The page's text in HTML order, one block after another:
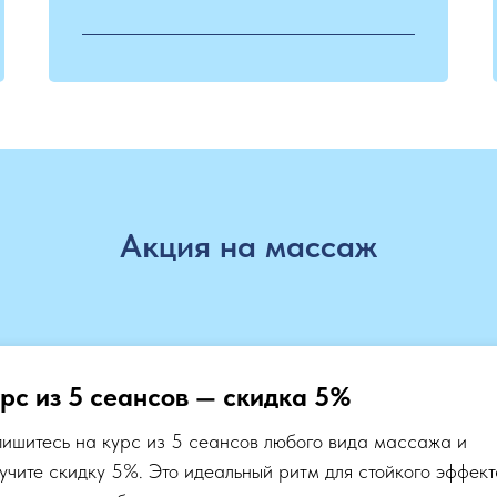
Акция на массаж
из 5 сеансов — скидка 5%
на курс из 5 сеансов любого вида массажа и
скидку 5%. Это идеальный ритм для стойкого